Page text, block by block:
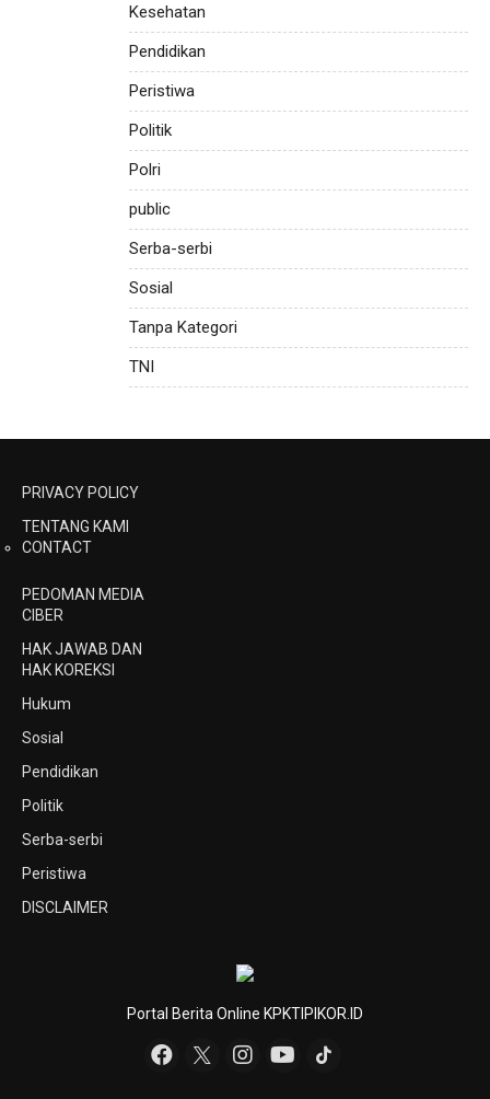
Kesehatan
Pendidikan
Peristiwa
Politik
Polri
public
Serba-serbi
Sosial
Tanpa Kategori
TNI
PRIVACY POLICY
TENTANG KAMI
CONTACT
PEDOMAN MEDIA
CIBER
HAK JAWAB DAN
HAK KOREKSI
Hukum
Sosial
Pendidikan
Politik
Serba-serbi
Peristiwa
DISCLAIMER
Portal Berita Online KPKTIPIKOR.ID